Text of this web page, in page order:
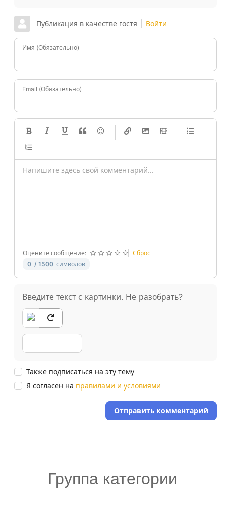
Публикация в качестве гостя Войти
Имя (Обязательно)
Email (Обязательно)
-
-
-
-
-
Оцените сообщение:
Сброс
0 / 1500 символов
Введите текст с картинки. Не разобрать?
Также подписаться на эту тему
Я согласен на правилами и условиями
Отправить комментарий
Группа категории